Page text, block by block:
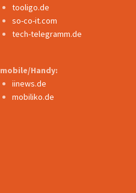
tooligo.de
so-co-it.com
tech-telegramm.de
mobile/Handy:
iinews.de
mobiliko.de